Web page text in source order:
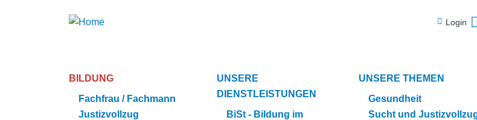
Login
BILDUNG
Fachfrau / Fachmann
Justizvollzug
UNSERE
DIENSTLEISTUNGEN
BiSt - Bildung im
UNSERE THEMEN
Gesundheit
Sucht und